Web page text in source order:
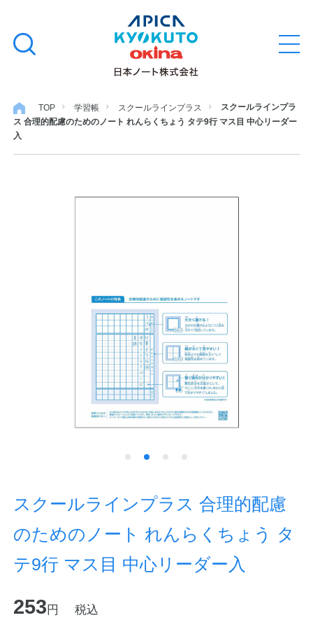
文
キ
ッ
開
閉
検
る
ノートの豆知識
探求・自主学習のすすめ
工場フォトツアー
アンケート
企業情報 SDGsと未来
カタログ お知らせ
TOP 学習帳 スクールラインプラス
スクールラインプラ
ス 合理的配慮のためのノート れんらくちょう タテ9行 マス目 中心リーダー
入
スクールラインプラス 合理的配慮
のためのノート れんらくちょう タ
テ9行 マス目 中心リーダー入
253 円 税込